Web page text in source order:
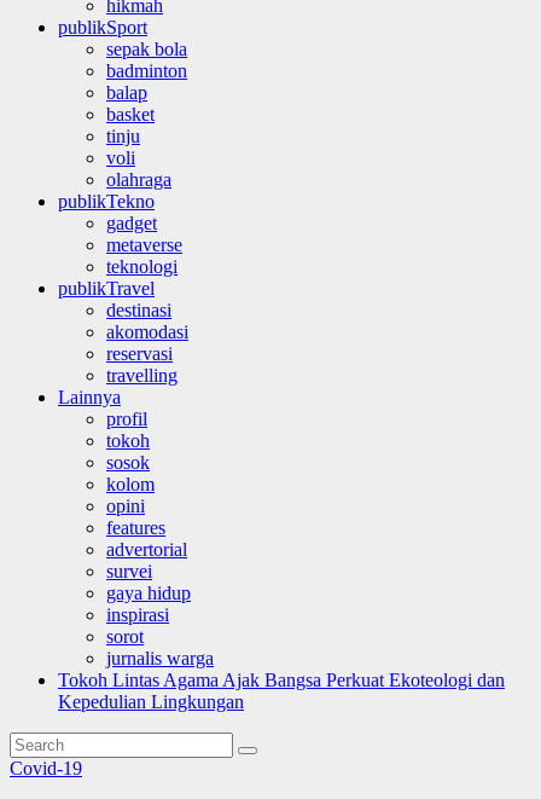
hikmah
publikSport
sepak bola
badminton
balap
basket
tinju
voli
olahraga
publikTekno
gadget
metaverse
teknologi
publikTravel
destinasi
akomodasi
reservasi
travelling
Lainnya
profil
tokoh
sosok
kolom
opini
features
advertorial
survei
gaya hidup
inspirasi
sorot
jurnalis warga
Tokoh Lintas Agama Ajak Bangsa Perkuat Ekoteologi dan
Kepedulian Lingkungan
Covid-19